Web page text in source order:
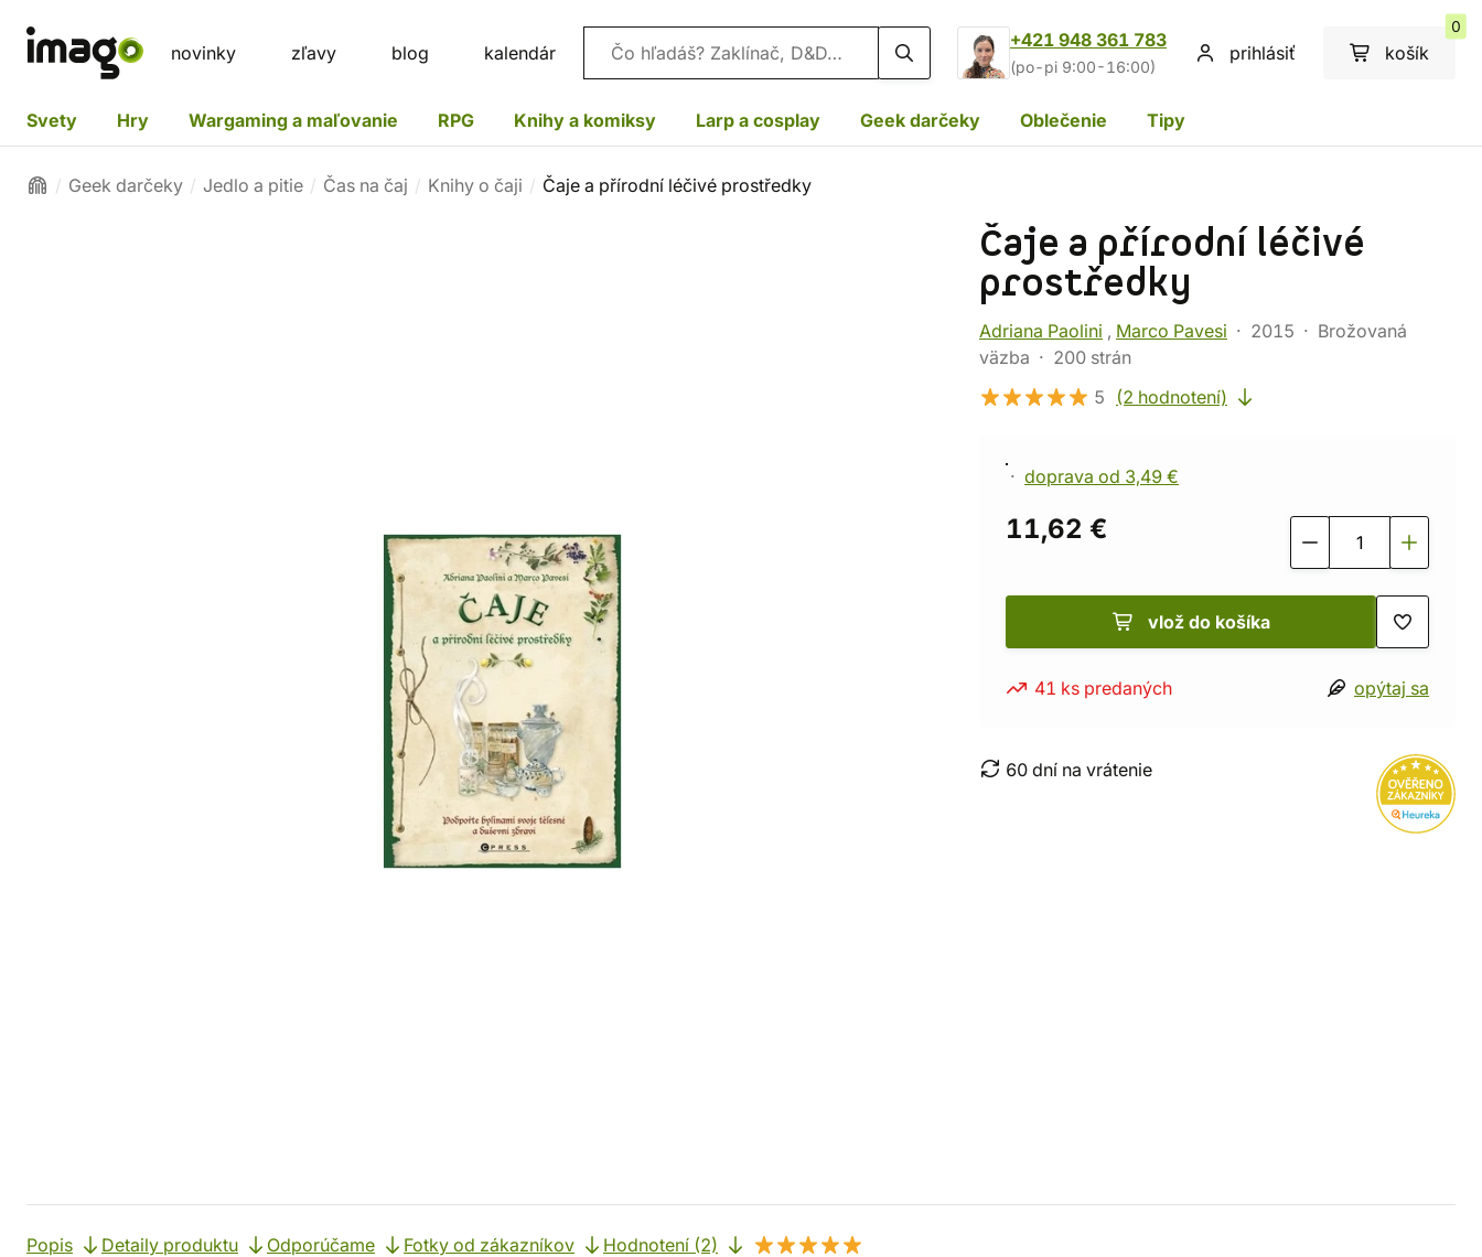
novinky zľavy blog kalendár Vyhľadávanie
+421 948 361 783
(po-pi 9:00-16:00)
prihlásiť košík
0
Svety Hry Wargaming a maľovanie RPG Knihy a komiksy Larp a cosplay Geek darčeky Oblečenie Tipy
Geek darčeky Jedlo a pitie Čas na čaj Knihy o čaji Čaje a přírodní léčivé prostředky
Čaje a přírodní léčivé
prostředky
Adriana Paolini , Marco Pavesi 2015
Brožovaná
väzba
200 strán
5
(2 hodnotení)
doprava od 3,49 €
11,62 €
vlož do košíka
41 ks predaných opýtaj sa
60 dní na vrátenie
Popis Detaily produktu Odporúčame Fotky od zákazníkov Hodnotení (2)